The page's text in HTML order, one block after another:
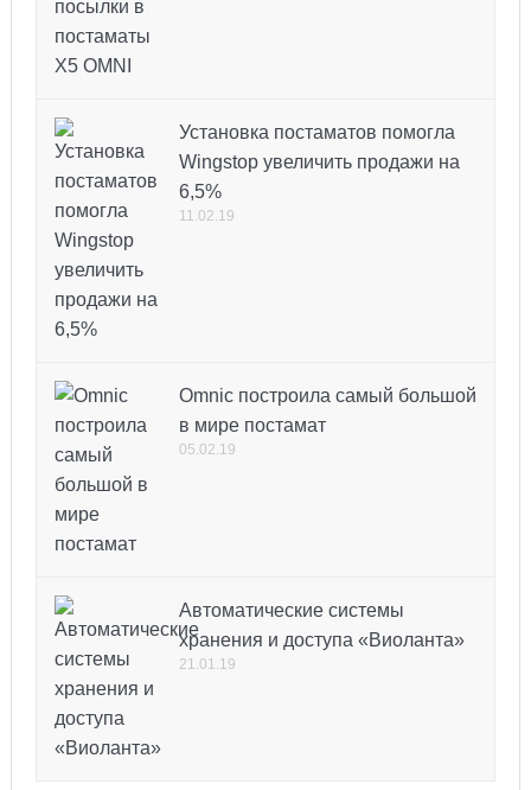
Установка постаматов помогла
Wingstop увеличить продажи на
6,5%
11.02.19
Omnic построила самый большой
в мире постамат
05.02.19
Автоматические системы
хранения и доступа «Виоланта»
21.01.19